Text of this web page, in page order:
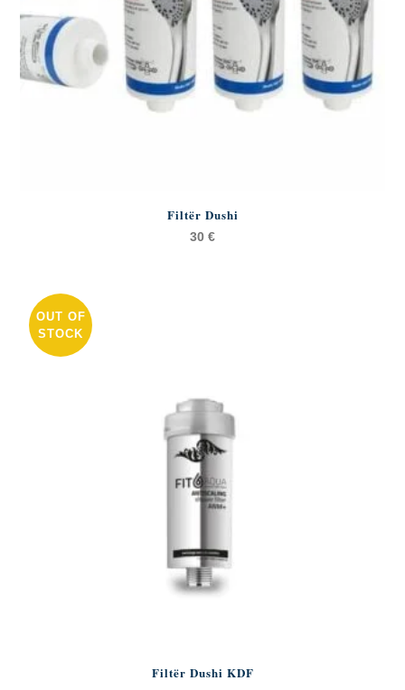
Filtër Dushi
30 €
OUT OF
STOCK
Filtër Dushi KDF